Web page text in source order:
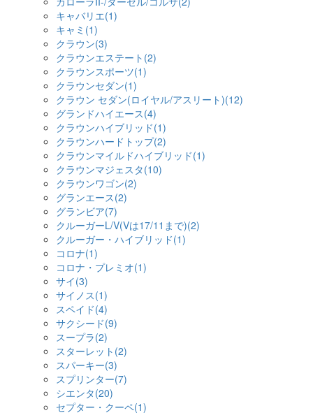
キャバリエ(1)
キャミ(1)
クラウン(3)
クラウンエステート(2)
クラウンスポーツ(1)
クラウンセダン(1)
クラウン セダン(ロイヤル/アスリート)(12)
グランドハイエース(4)
クラウンハイブリッド(1)
クラウンハードトップ(2)
クラウンマイルドハイブリッド(1)
クラウンマジェスタ(10)
クラウンワゴン(2)
グランエース(2)
グランビア(7)
クルーガーL/V(Vは17/11まで)(2)
クルーガー・ハイブリッド(1)
コロナ(1)
コロナ・プレミオ(1)
サイ(3)
サイノス(1)
スペイド(4)
サクシード(9)
スープラ(2)
スターレット(2)
スパーキー(3)
スプリンター(7)
シエンタ(20)
セプター・クーペ(1)